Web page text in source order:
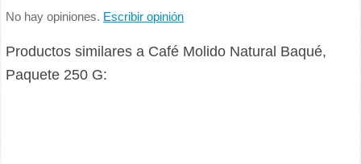
No hay opiniones. Escribir opinión
Productos similares a Café Molido Natural Baqué,
Paquete 250 G: